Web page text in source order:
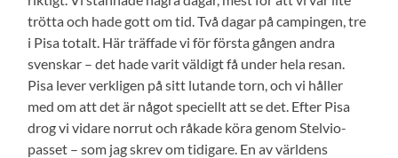
trötta och hade gott om tid. Två dagar på campingen, tre
i Pisa totalt. Här träffade vi för första gången andra
svenskar – det hade varit väldigt få under hela resan.
Pisa lever verkligen på sitt lutande torn, och vi håller
med om att det är något speciellt att se det. Efter Pisa
drog vi vidare norrut och råkade köra genom Stelvio-
passet – som jag skrev om tidigare. En av världens